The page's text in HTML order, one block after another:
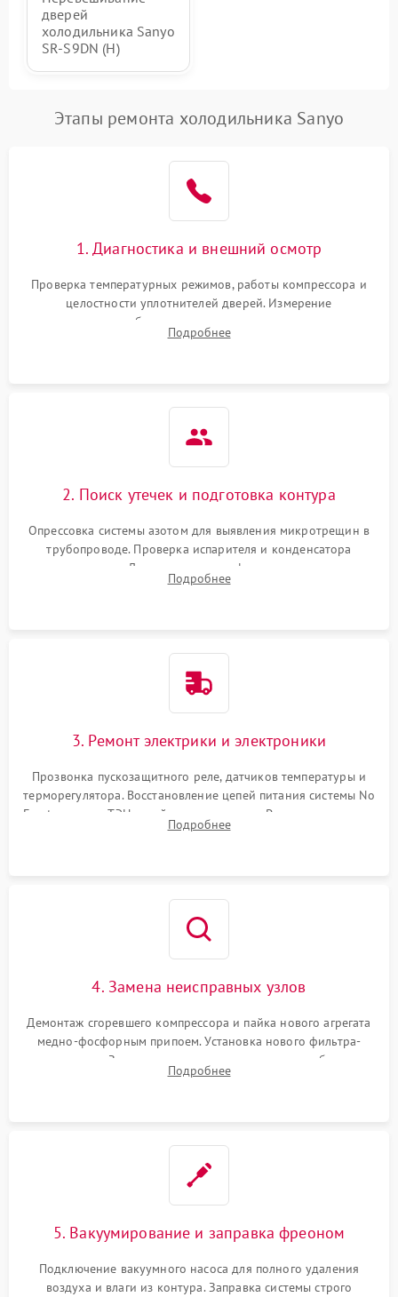
дверей
холодильника Sanyo
SR-S9DN (H)
Этапы ремонта холодильника Sanyo
1. Диагностика и внешний осмотр
Проверка температурных режимов, работы компрессора и
целостности уплотнителей дверей. Измерение
сопротивления обмоток мотора, проверка термостата и
считывание кодов ошибок с электронного дисплея.
Подробнее
2. Поиск утечек и подготовка контура
Опрессовка системы азотом для выявления микротрещин в
трубопроводе. Проверка испарителя и конденсатора
течеискателем. Демонтаж старого фильтра-осушителя и
продувка капиллярной трубки для устранения засоров.
Подробнее
3. Ремонт электрики и электроники
Прозвонка пускозащитного реле, датчиков температуры и
терморегулятора. Восстановление цепей питания системы No
Frost, включая ТЭН оттайки и вентилятор. Ремонт или замена
платы управления при сбоях алгоритмов.
Подробнее
4. Замена неисправных узлов
Демонтаж сгоревшего компрессора и пайка нового агрегата
медно-фосфорным припоем. Установка нового фильтра-
осушителя. Замена изношенных вентиляторов обдува,
сломанных заслонок или поврежденных дверных петель.
Подробнее
5. Вакуумирование и заправка фреоном
Подключение вакуумного насоса для полного удаления
воздуха и влаги из контура. Заправка системы строго